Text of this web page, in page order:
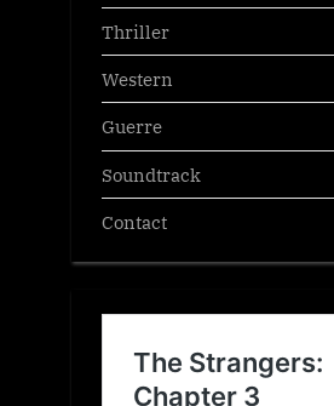
Thriller
Western
Guerre
Soundtrack
Contact